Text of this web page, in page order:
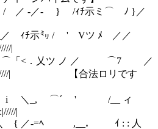
-／- } /ｨﾁ示ミ⌒ ﾉ }／
ｨﾁ示㍉ / ' Vツ ﾒ ／／
|
「<．乂ツ ノ ／ ⌒7 ／
ｉ|/////| 【合法ロリです
i ＼_, ⌒´ ' /__ ィ
|
r＼ { ／-=ﾍ ,__， ｲ : : 人